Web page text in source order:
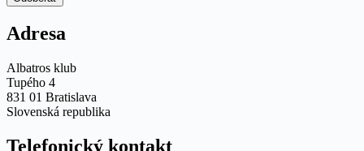
Adresa
Albatros klub
Tupého 4
831 01 Bratislava
Slovenská republika
Telefonický kontakt